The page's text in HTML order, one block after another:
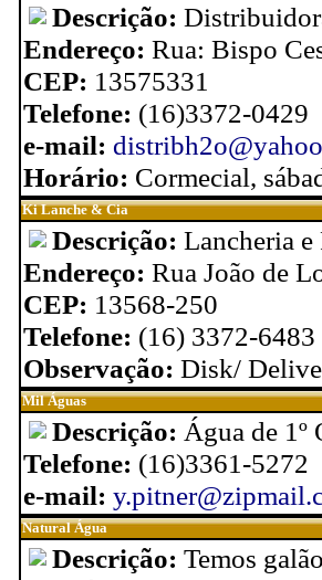
Descrição:
Endereço: Rua: Bispo
CEP: 13575331
Telefone: (16)3372-0429
e-mail:
Horário: Cormecial,
Ki Lanche & Cia
Descrição: Lancheria e
Endereço: Rua João de
CEP: 13568-250
Telefone: (16) 3372-
Observação: Disk/
Mil Águas
Descrição: Água de 1º
Telefone: (16)3361-5272
e-mail:
Natural Água
Descrição: Temos